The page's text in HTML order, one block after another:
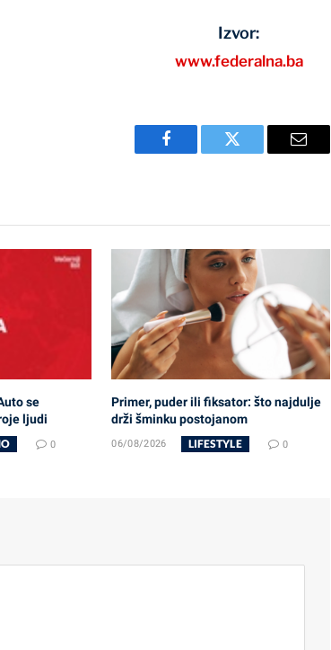
Izvor:
www.federalna.ba
Facebook Twitter Email
se
ljudi
0
Primer, puder ili fiksator: što najdulje
drži šminku postojanom
06/08/2026 LIFESTYLE 0